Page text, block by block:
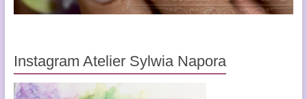
Instagram Atelier Sylwia Napora